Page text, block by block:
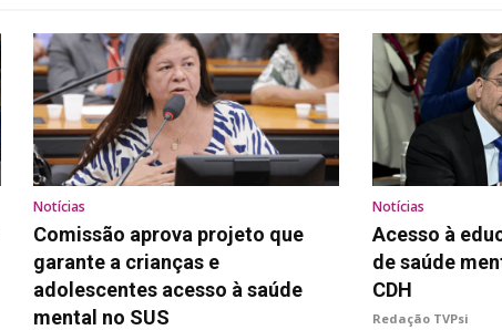
Notícias
Comissão aprova projeto que
garante a crianças e
adolescentes acesso à saúde
mental no SUS
Notícias
Acesso à
de saúde
CDH
Redação TVPsi